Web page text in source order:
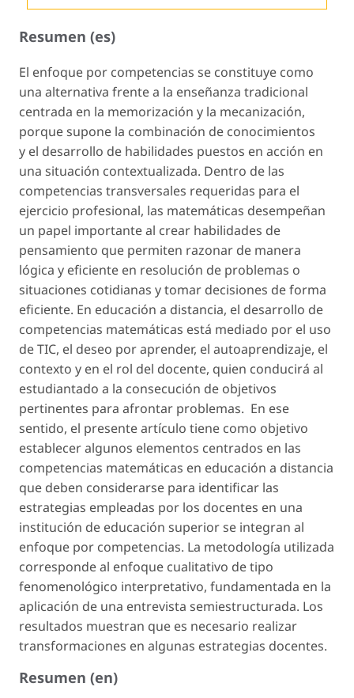
Resumen (es)
El enfoque por competencias se constituye como
una alternativa frente a la enseñanza tradicional
centrada en la memorización y la mecanización,
porque supone la combinación de conocimientos
y el desarrollo de habilidades puestos en acción en
una situación contextualizada. Dentro de las
competencias transversales requeridas para el
ejercicio profesional, las matemáticas desempeñan
un papel importante al crear habilidades de
pensamiento que permiten razonar de manera
lógica y eficiente en resolución de problemas o
situaciones cotidianas y tomar decisiones de forma
eficiente. En educación a distancia, el desarrollo de
competencias matemáticas está mediado por el uso
de TIC, el deseo por aprender, el autoaprendizaje, el
contexto y en el rol del docente, quien conducirá al
estudiantado a la consecución de objetivos
pertinentes para afrontar problemas. En ese
sentido, el presente artículo tiene como objetivo
establecer algunos elementos centrados en las
competencias matemáticas en educación a distancia
que deben considerarse para identificar las
estrategias empleadas por los docentes en una
institución de educación superior se integran al
enfoque por competencias. La metodología utilizada
corresponde al enfoque cualitativo de tipo
fenomenológico interpretativo, fundamentada en la
aplicación de una entrevista semiestructurada. Los
resultados muestran que es necesario realizar
transformaciones en algunas estrategias docentes.
Resumen (en)